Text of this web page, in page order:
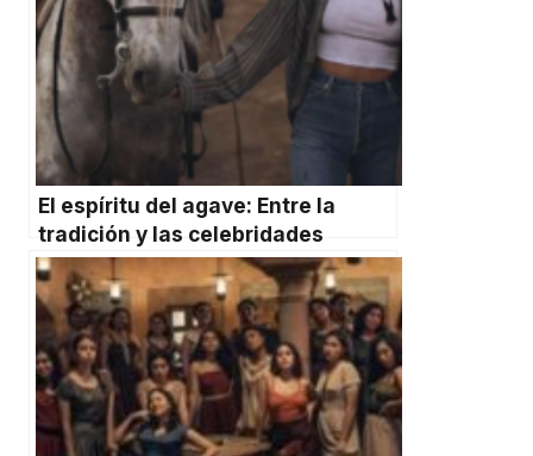
El espíritu del agave: Entre la
tradición y las celebridades